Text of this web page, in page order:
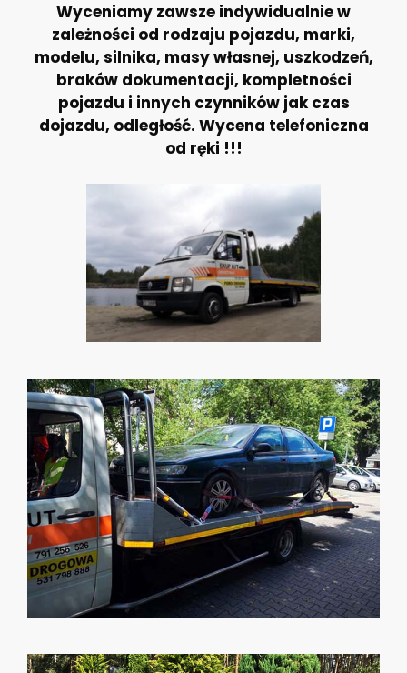
Wyceniamy zawsze indywidualnie w
zależności od rodzaju pojazdu, marki,
modelu, silnika, masy własnej, uszkodzeń,
braków dokumentacji, kompletności
pojazdu i innych czynników jak czas
dojazdu, odległość. Wycena telefoniczna
od ręki !!!